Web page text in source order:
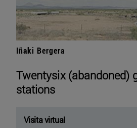
Iñaki Bergera
Twentysix (abandoned)
stations
Visita virtual